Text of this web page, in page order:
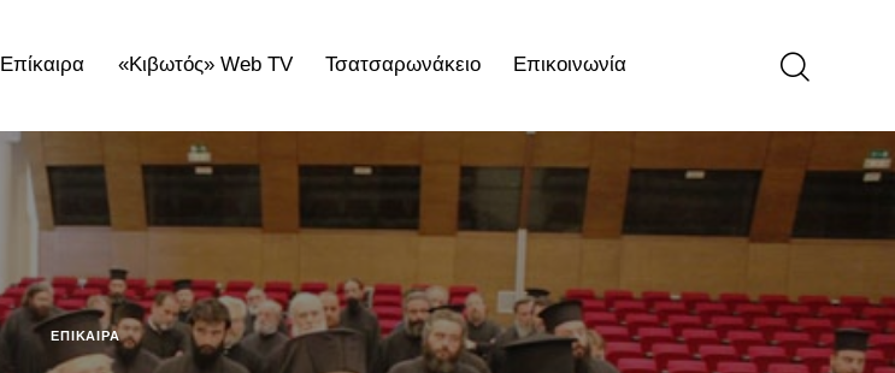
Επίκαιρα «Κιβωτός» Web TV Τσατσαρωνάκειο Επικοινωνία
«Κιβωτός» Web TV Τσατσαρωνάκειο
ΕΠΊΚΑΙΡΑ